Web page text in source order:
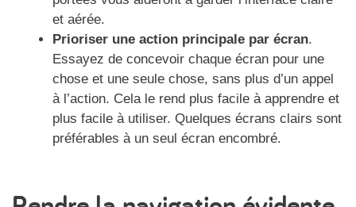
et aérée.
Prioriser une action principale par écran.
Essayez de concevoir chaque écran pour une
chose et une seule chose, sans plus d’un appel
à l’action. Cela le rend plus facile à apprendre et
plus facile à utiliser. Quelques écrans clairs sont
préférables à un seul écran encombré.